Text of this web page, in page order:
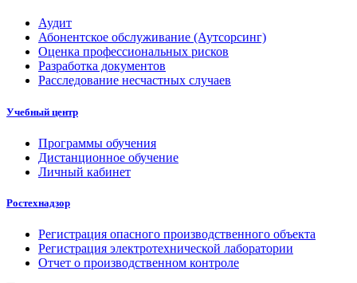
Аудит
Абонентское обслуживание (Аутсорсинг)
Оценка профессиональных рисков
Разработка документов
Расследование несчастных случаев
Учебный центр
Программы обучения
Дистанционное обучение
Личный кабинет
Ростехнадзор
Регистрация опасного производственного объекта
Регистрация электротехнической лаборатории
Отчет о производственном контроле